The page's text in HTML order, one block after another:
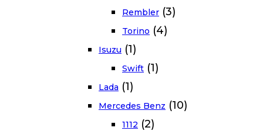
Rembler (3)
Torino (4)
Isuzu (1)
Swift (1)
Lada (1)
Mercedes Benz (10)
1112 (2)